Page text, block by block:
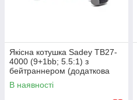
Якісна котушка Sadey TB27-
4000 (9+1bb; 5.5:1) з
бейтраннером (додаткова
шпуля)
В наявності